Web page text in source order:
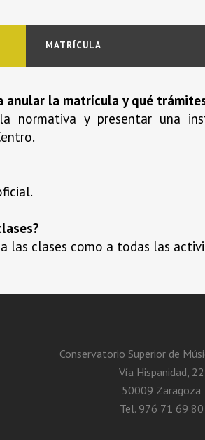
MATRÍCULA
anular la matrícula y qué
normativa y presentar una
las clases como a todas las
Conservatorio Superior de
Vía Hispanidad, 22
50009 Zaragoza
Tel. 976 71 69 80